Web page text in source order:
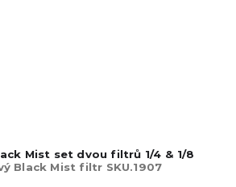
Streak filtr (52mm)KF01.2095